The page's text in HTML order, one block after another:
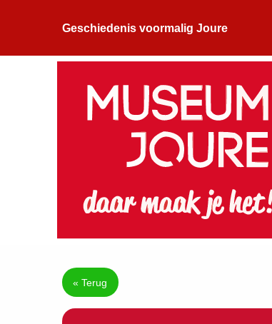
Geschiedenis voormalig Joure
« Terug